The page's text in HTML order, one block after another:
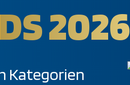
2026
Kategorien